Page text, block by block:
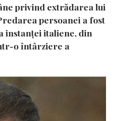
privind extrădarea lui
persoanei a fost
instanţei italiene, din
o întârziere a